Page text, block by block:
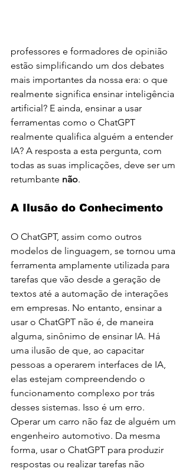
professores e formadores de opinião
estão simplificando um dos debates
mais importantes da nossa era: o que
realmente significa ensinar inteligência
artificial? E ainda, ensinar a usar
ferramentas como o ChatGPT
realmente qualifica alguém a entender
IA? A resposta a esta pergunta, com
todas as suas implicações, deve ser um
retumbante não.
A Ilusão do Conhecimento
O ChatGPT, assim como outros
modelos de linguagem, se tornou uma
ferramenta amplamente utilizada para
tarefas que vão desde a geração de
textos até a automação de interações
em empresas. No entanto, ensinar a
usar o ChatGPT não é, de maneira
alguma, sinônimo de ensinar IA. Há
uma ilusão de que, ao capacitar
pessoas a operarem interfaces de IA,
elas estejam compreendendo o
funcionamento complexo por trás
desses sistemas. Isso é um erro.
Operar um carro não faz de alguém um
engenheiro automotivo. Da mesma
forma, usar o ChatGPT para produzir
respostas ou realizar tarefas não